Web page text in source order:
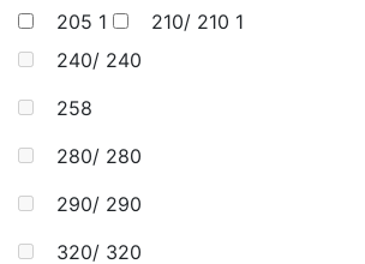
205 1 210/ 210 1
240/ 240
258
280/ 280
290/ 290
320/ 320